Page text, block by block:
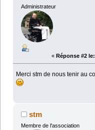
Administrateur
« Réponse #2 le:
Merci stm de nous tenir au
stm
Membre de l'association